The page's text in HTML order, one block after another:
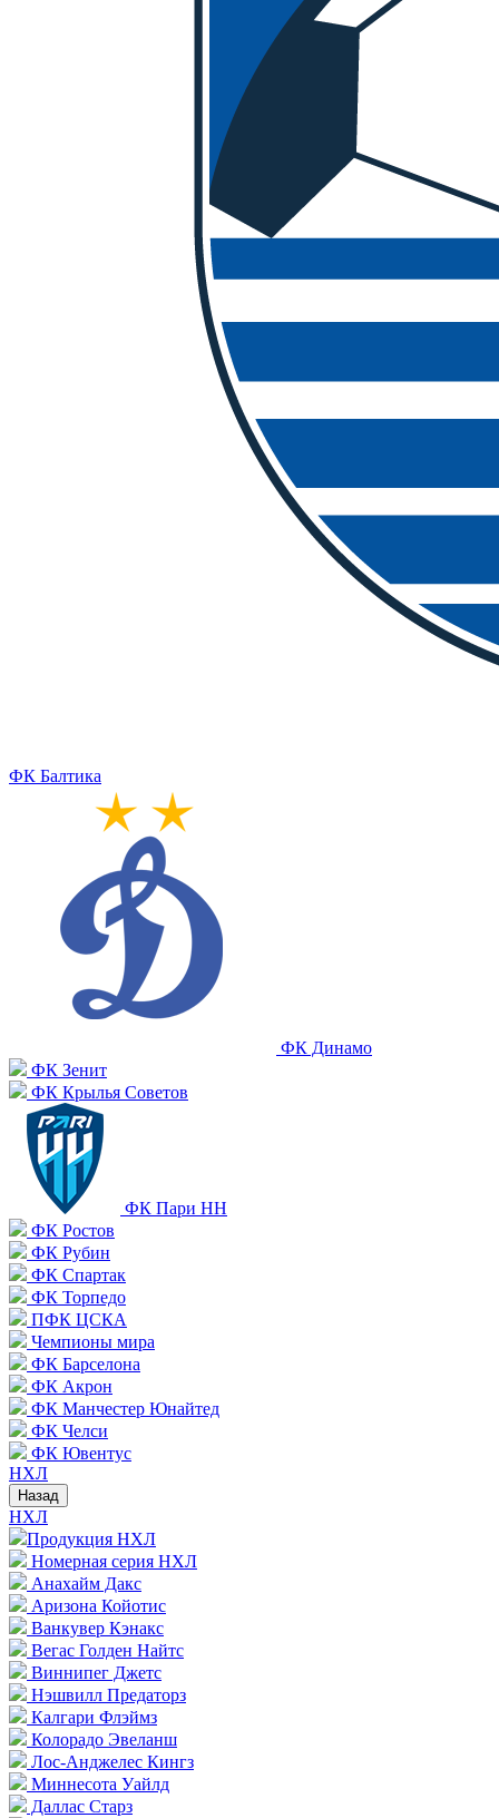
ФК Балтика
ФК Динамо
ФК Зенит
ФК Крылья Советов
ФК Пари НН
ФК Ростов
ФК Рубин
ФК Спартак
ФК Торпедо
ПФК ЦСКА
Чемпионы мира
ФК Барселона
ФК Акрон
ФК Манчестер Юнайтед
ФК Челси
ФК Ювентус
НХЛ
Назад
НХЛ
Продукция НХЛ
Номерная серия НХЛ
Анахайм Дакс
Аризона Койотис
Ванкувер Кэнакс
Вегас Голден Найтс
Виннипег Джетс
Нэшвилл Предаторз
Калгари Флэймз
Колорадо Эвеланш
Лос-Анджелес Кингз
Миннесота Уайлд
Даллас Старз